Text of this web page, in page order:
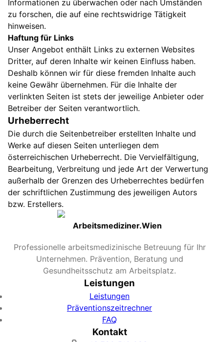
Informationen zu überwachen oder nach Umständen
zu forschen, die auf eine rechtswidrige Tätigkeit
hinweisen.
Haftung für Links
Unser Angebot enthält Links zu externen Websites
Dritter, auf deren Inhalte wir keinen Einfluss haben.
Deshalb können wir für diese fremden Inhalte auch
keine Gewähr übernehmen. Für die Inhalte der
verlinkten Seiten ist stets der jeweilige Anbieter oder
Betreiber der Seiten verantwortlich.
Urheberrecht
Die durch die Seitenbetreiber erstellten Inhalte und
Werke auf diesen Seiten unterliegen dem
österreichischen Urheberrecht. Die Vervielfältigung,
Bearbeitung, Verbreitung und jede Art der Verwertung
außerhalb der Grenzen des Urheberrechtes bedürfen
der schriftlichen Zustimmung des jeweiligen Autors
bzw. Erstellers.
Arbeitsmediziner.Wien
Professionelle arbeitsmedizinische Betreuung für Ihr
Unternehmen. Prävention, Beratung und
Gesundheitsschutz am Arbeitsplatz.
Leistungen
Leistungen
Präventionszeitrechner
FAQ
Kontakt